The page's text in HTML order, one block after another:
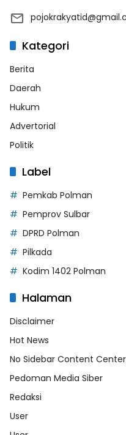
Kategori
Berita
Daerah
Hukum
Advertorial
Politik
Label
Pemkab Polman
Pemprov Sulbar
DPRD Polman
Pilkada
Kodim 1402 Polman
Halaman
Disclaimer
Hot News
No Sidebar Content
Pedoman Media Siber
Redaksi
User